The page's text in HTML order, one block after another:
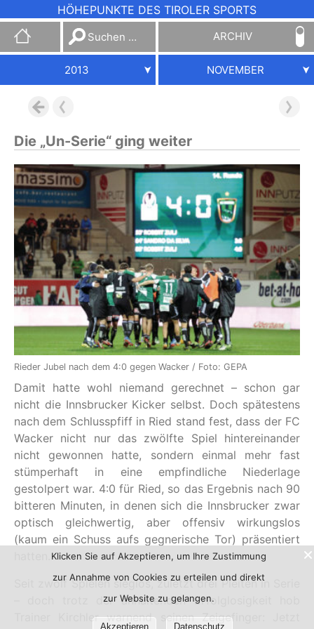
HÖHEPUNKTE DES TIROLER SPORTS
Suchen
nach:
ARCHIV
2013 NOVEMBER
Die „Un-Serie“ ging weiter
Rieder Jubel nach dem 4:0 gegen Wacker / Foto: GEPA
Damit hatte wohl niemand gerechnet – schon gar
nicht die Innsbrucker Kicker selbst. Doch spätestens
nach dem Schlusspfiff in Ried stand fest, dass der FC
Wacker nicht nur das zwölfte Spiel hintereinander
nicht gewonnen hatte, sondern einmal mehr fast
stümperhaft in eine empfindliche Niederlage
gestolpert war. 4:0 für Ried, so das Ergebnis nach 90
bitteren Minuten, in denen sich die Innsbrucker zwar
optisch gleichwertig, aber offensiv wirkungslos
(kaum ein Schuss aufs gegnerische Tor) präsentiert
Seit zwölf Spielen sieglos, zuletzt drei Pleiten in Serie
– doch trotz der anhaltenden Erfolglosigkeit hob
Trainer Kirchler warnend seinen Zeigefinger: Jetzt
Klicken Sie auf Akzeptieren, um Ihre Zustimmung
zur Annahme von Cookies zu erteilen und direkt
zur Website zu gelangen.
Akzeptieren Datenschutz